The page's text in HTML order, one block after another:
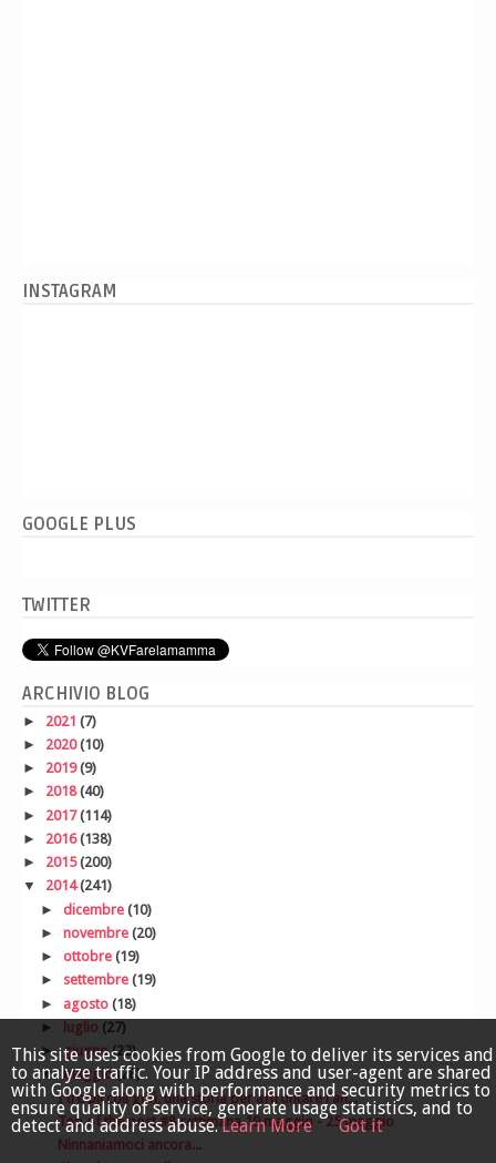
INSTAGRAM
GOOGLE PLUS
TWITTER
ARCHIVIO BLOG
► 2021 (7)
► 2020(10)
► 2019(9)
► 2018(40)
► 2017(114)
► 2016(138)
► 2015(200)
▼ 2014(241)
► dicembre (10)
► novembre (20)
► ottobre (19)
► settembre (19)
► agosto (18)
►
luglio (27)
►giugno(22)
▼ maggio(28)
I tre piccoli gufi, una storia per affrontare l'an...
Top of the post #8 settimana 19 maggio - 25 maggio
Ninnaniamoci ancora...
This site uses cookies from Google to deliver its services and
to analyze traffic. Your IP address and user-agent are shared
with Google along with performance and security metrics to
ensure quality of service, generate usage statistics, and to
detect and address abuse.Learn More Got it